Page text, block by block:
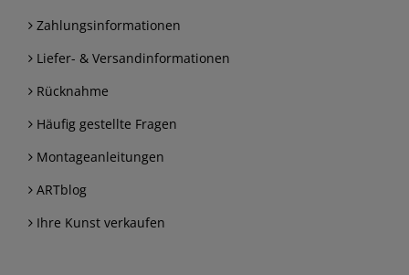
Zahlungsinformationen
Liefer- & Versandinformationen
Rücknahme
Häufig gestellte Fragen
Montageanleitungen
ARTblog
Ihre Kunst verkaufen